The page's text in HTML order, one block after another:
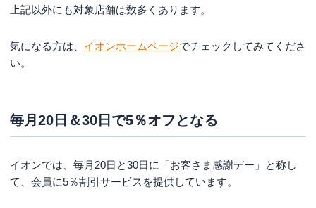
上記以外にも対象店舗は数多くあります。
気になる方は、 イオンホームページでチェックしてみてくださ
い。
毎月20日＆30日で5％オフとなる
イオンでは、毎月20日と30日に「お客さま感謝デー」と称し
て、会員に5％割引サービスを提供しています。